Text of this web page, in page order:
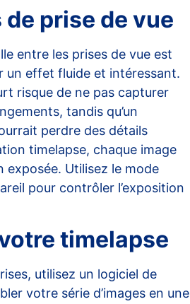
prise de vue
entre les prises de vue est
un effet fluide et intéressant.
risque de ne pas capturer
tandis qu’un
perdre des détails
timelapse, chaque image
Utilisez le mode
pour contrôler l’exposition
timelapse
utilisez un logiciel de
votre série d’images en une